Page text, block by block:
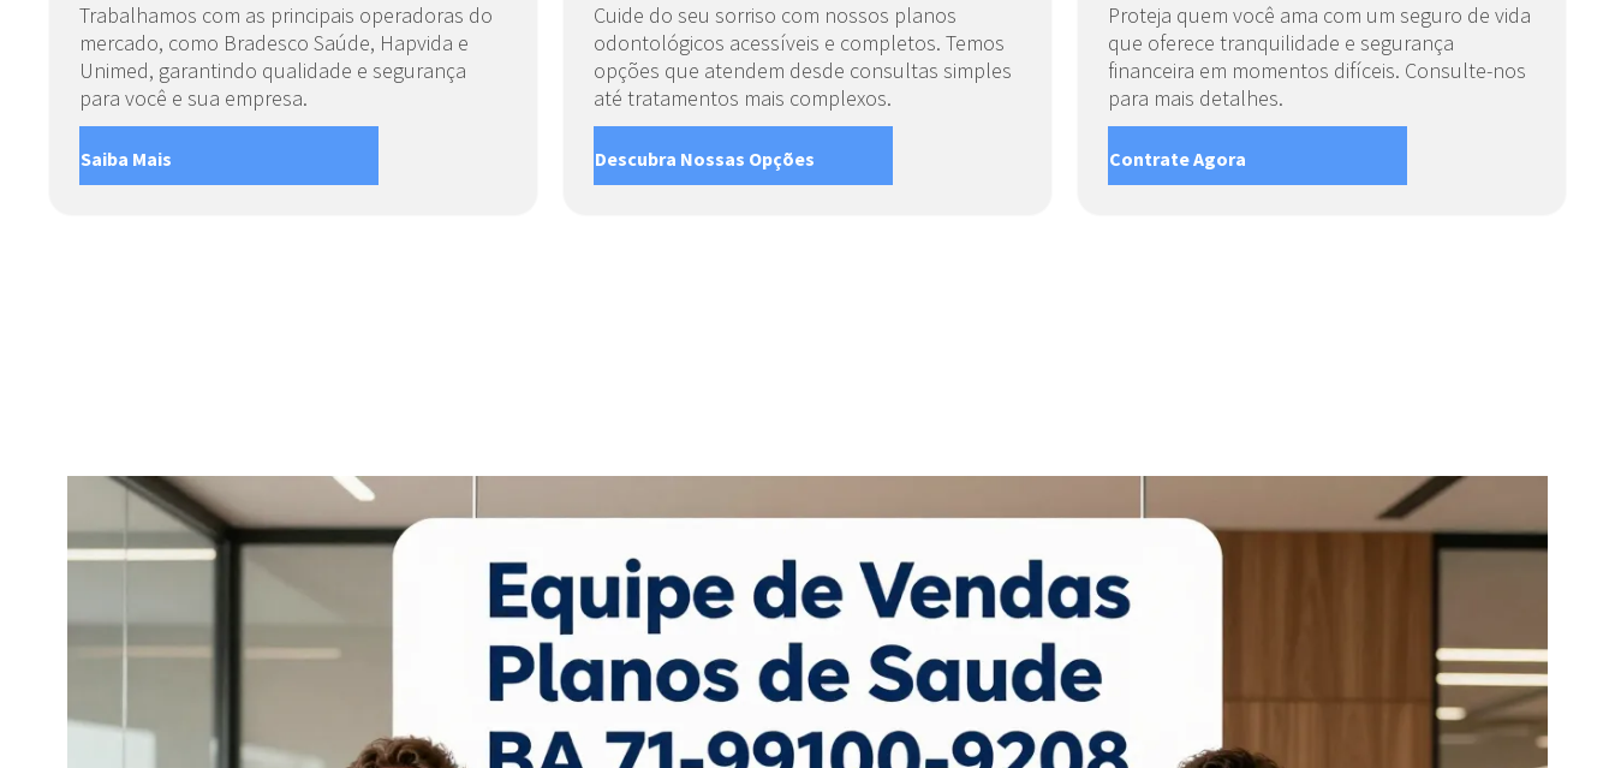
Trabalhamos com as principais operadoras do
mercado, como Bradesco Saúde, Hapvida e
Unimed, garantindo qualidade e segurança
para você e sua empresa.
Saiba Mais
Cuide do seu sorriso com nossos planos
odontológicos acessíveis e completos. Temos
opções que atendem desde consultas simples
até tratamentos mais complexos.
Descubra Nossas Opções
Proteja quem você ama com um seguro de vida
que oferece tranquilidade e segurança
financeira em momentos difíceis. Consulte-nos
para mais detalhes.
Contrate Agora